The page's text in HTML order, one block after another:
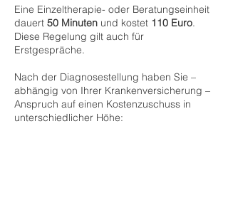
Eine Einzeltherapie- oder Beratungseinheit
dauert 50 Minuten und kostet 110 Euro.
Diese Regelung gilt auch für
Erstgespräche.
Nach der Diagnosestellung haben Sie –
abhängig von Ihrer Krankenversicherung –
Anspruch auf einen Kostenzuschuss in
unterschiedlicher Höhe:​